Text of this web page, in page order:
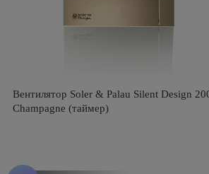
Вентилятор Soler & Palau Silent Design
Champagne (таймер)